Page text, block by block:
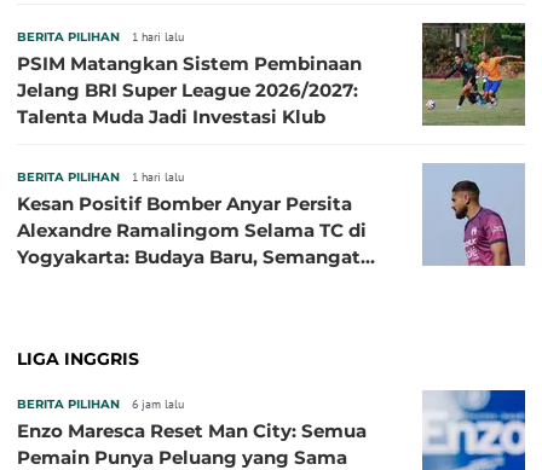
BERITA PILIHAN 1 hari lalu
PSIM Matangkan Sistem Pembinaan
Jelang BRI Super League 2026/2027:
Talenta Muda Jadi Investasi Klub
BERITA PILIHAN 1 hari lalu
Kesan Positif Bomber Anyar Persita
Alexandre Ramalingom Selama TC di
Yogyakarta: Budaya Baru, Semangat
LIGA INGGRIS
BERITA PILIHAN 6 jam lalu
Enzo Maresca Reset Man City: Semua
Pemain Punya Peluang yang Sama